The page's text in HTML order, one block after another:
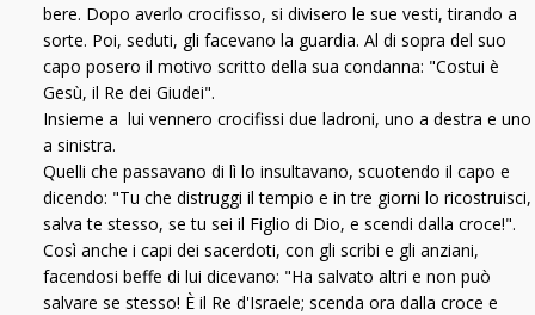
bere. Dopo averlo crocifisso, si divisero le sue vesti, tirando a
sorte. Poi, seduti, gli facevano la guardia. Al di sopra del suo
capo posero il motivo scritto della sua condanna: "Costui è
Gesù, il Re dei Giudei".
Insieme a lui vennero crocifissi due ladroni, uno a destra e uno
a sinistra.
Quelli che passavano di lì lo insultavano, scuotendo il capo e
dicendo: "Tu che distruggi il tempio e in tre giorni lo ricostruisci,
salva te stesso, se tu sei il Figlio di Dio, e scendi dalla croce!".
Così anche i capi dei sacerdoti, con gli scribi e gli anziani,
facendosi beffe di lui dicevano: "Ha salvato altri e non può
salvare se stesso! È il Re d'Israele; scenda ora dalla croce e